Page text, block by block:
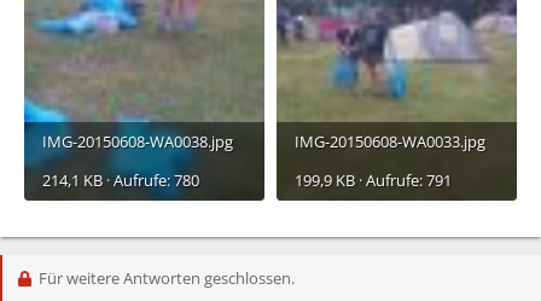
IMG-20150608-WA0038.jpg
214,1 KB · Aufrufe: 780
IMG-20150608-WA0033.jpg
199,9 KB · Aufrufe: 791
Für weitere Antworten geschlossen.